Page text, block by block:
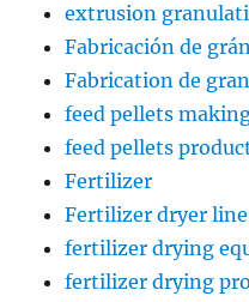
extrusion
Fabricación de
Fabrication de
feed pellets
feed pellets
Fertilizer
Fertilizer dryer line
fertilizer drying
fertilizer drying